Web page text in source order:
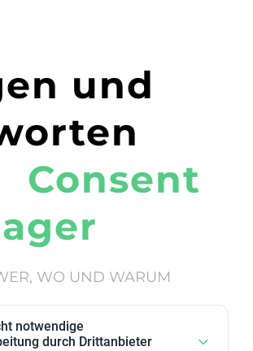
und
Consent
WO UND WARUM
notwendige
durch Drittanbieter